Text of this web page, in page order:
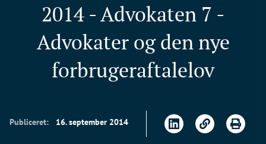
2014 - Advokaten 7 -
Advokater og den nye
forbrugeraftalelov
Publiceret: 16. september 2014